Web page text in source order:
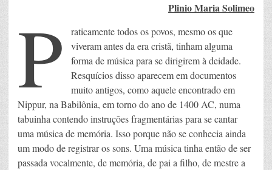
Plinio Maria Solimeo
P
raticamente todos os povos, mesmo os que
viveram antes da era cristã, tinham alguma
forma de música para se dirigirem à deidade.
Resquícios disso aparecem em documentos
muito antigos, como aquele encontrado em
Nippur, na Babilônia, em torno do ano de 1400 AC, numa
tabuinha contendo instruções fragmentárias para se cantar
uma música de memória. Isso porque não se conhecia ainda
um modo de registrar os sons. Uma música tinha então de ser
passada vocalmente, de memória, de pai a filho, de mestre a